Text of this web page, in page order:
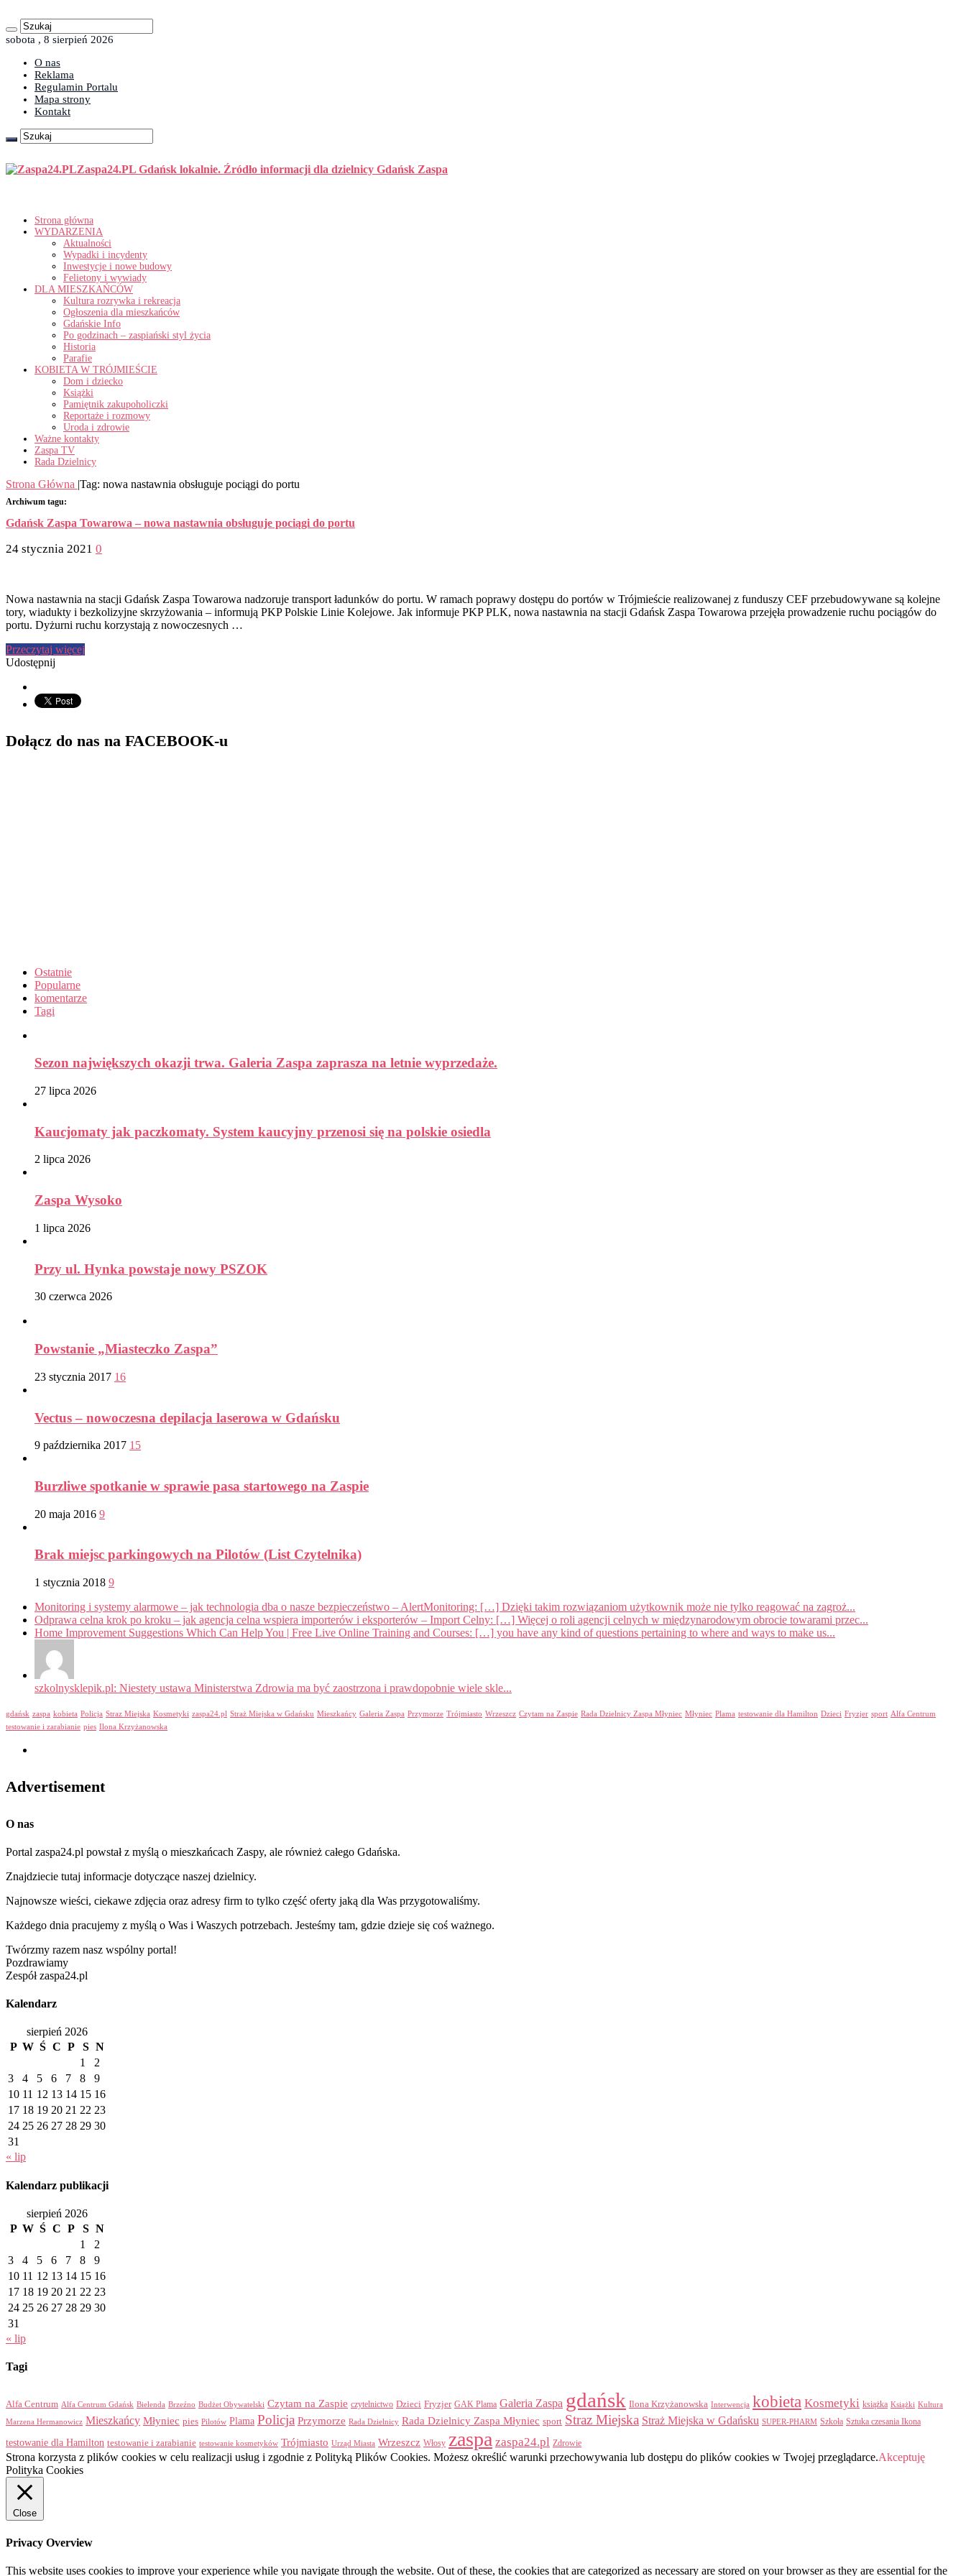
sobota , 8 sierpień 2026
O nas
Reklama
Regulamin Portalu
Mapa strony
Kontakt
Zaspa24.PL Gdańsk lokalnie. Źródło informacji dla dzielnicy Gdańsk Zaspa
Strona główna
WYDARZENIA
Aktualności
Wypadki i incydenty
Inwestycje i nowe budowy
Felietony i wywiady
DLA MIESZKAŃCÓW
Kultura rozrywka i rekreacja
Ogłoszenia dla mieszkańców
Gdańskie Info
Po godzinach – zaspiański styl życia
Historia
Parafie
KOBIETA W TRÓJMIEŚCIE
Dom i dziecko
Książki
Pamiętnik zakupoholiczki
Reportaże i rozmowy
Uroda i zdrowie
Ważne kontakty
Zaspa TV
Rada Dzielnicy
Strona Główna |Tag: nowa nastawnia obsługuje pociągi do portu
Archiwum tagu:
Gdańsk Zaspa Towarowa – nowa nastawnia obsługuje pociągi do portu
24 stycznia 2021 0
Nowa nastawnia na stacji Gdańsk Zaspa Towarowa nadzoruje transport ładunków do portu. W ramach poprawy dostępu do portów w Trójmieście realizowanej z funduszy CEF przebudowywane są kolejne
tory, wiadukty i bezkolizyjne skrzyżowania – informują PKP Polskie Linie Kolejowe. Jak informuje PKP PLK, nowa nastawnia na stacji Gdańsk Zaspa Towarowa przejęła prowadzenie ruchu pociągów do
portu. Dyżurni ruchu korzystają z nowoczesnych …
Przeczytaj więcej
Udostępnij
Dołącz do nas na FACEBOOK-u
Ostatnie
Popularne
komentarze
Tagi
Sezon największych okazji trwa. Galeria Zaspa zaprasza na letnie wyprzedaże.
27 lipca 2026
Kaucjomaty jak paczkomaty. System kaucyjny przenosi się na polskie osiedla
2 lipca 2026
Zaspa Wysoko
1 lipca 2026
Przy ul. Hynka powstaje nowy PSZOK
30 czerwca 2026
Powstanie „Miasteczko Zaspa”
23 stycznia 2017 16
Vectus – nowoczesna depilacja laserowa w Gdańsku
9 października 2017 15
Burzliwe spotkanie w sprawie pasa startowego na Zaspie
20 maja 2016 9
Brak miejsc parkingowych na Pilotów (List Czytelnika)
1 stycznia 2018 9
Monitoring i systemy alarmowe – jak technologia dba o nasze bezpieczeństwo – AlertMonitoring: […] Dzięki takim rozwiązaniom użytkownik może nie tylko reagować na zagroż...
Odprawa celna krok po kroku – jak agencja celna wspiera importerów i eksporterów – Import Celny: […] Więcej o roli agencji celnych w międzynarodowym obrocie towarami przec...
Home Improvement Suggestions Which Can Help You | Free Live Online Training and Courses: […] you have any kind of questions pertaining to where and ways to make us...
szkolnysklepik.pl: Niestety ustawa Ministerstwa Zdrowia ma być zaostrzona i prawdopobnie wiele skle...
gdańsk zaspa kobieta Policja Straz Miejska Kosmetyki zaspa24.pl Straż Miejska w Gdańsku Mieszkańcy Galeria Zaspa Przymorze Trójmiasto Wrzeszcz Czytam na Zaspie Rada Dzielnicy Zaspa Młyniec Młyniec Plama testowanie dla Hamilton Dzieci Fryzjer sport Alfa Centrum
testowanie i zarabianie pies Ilona Krzyżanowska
Advertisement
O nas
Portal zaspa24.pl powstał z myślą o mieszkańcach Zaspy, ale również całego Gdańska.
Znajdziecie tutaj informacje dotyczące naszej dzielnicy.
Najnowsze wieści, ciekawe zdjęcia oraz adresy firm to tylko część oferty jaką dla Was przygotowaliśmy.
Każdego dnia pracujemy z myślą o Was i Waszych potrzebach. Jesteśmy tam, gdzie dzieje się coś ważnego.
Twórzmy razem nasz wspólny portal!
Pozdrawiamy
Zespół zaspa24.pl
Kalendarz
sierpień 2026
P W Ś C P S N
1
2
3
4 5 6 7 8
9
10 11 12 13 14 15 16
17 18 19 20 21 22 23
24 25 26 27 28 29 30
31
« lip
Kalendarz publikacji
sierpień 2026
P W Ś C P S N
1
2
3
4 5 6 7 8
9
10 11 12 13 14 15 16
17 18 19 20 21 22 23
24 25 26 27 28 29 30
31
« lip
Tagi
Alfa Centrum Alfa Centrum Gdańsk Bielenda Brzeźno Budżet Obywatelski Czytam na Zaspie czytelnictwo Dzieci Fryzjer GAK Plama Galeria Zaspa gdańsk Ilona Krzyżanowska Interwencja kobieta Kosmetyki książka Książki Kultura
Marzena Hermanowicz Mieszkańcy Młyniec pies Pilotów Plama Policja Przymorze Rada Dzielnicy Rada Dzielnicy Zaspa Młyniec sport Straz Miejska Straż Miejska w Gdańsku SUPER-PHARM Szkoła Sztuka czesania Ikona
testowanie dla Hamilton testowanie i zarabianie testowanie kosmetyków Trójmiasto Urząd Miasta Wrzeszcz Włosy zaspa zaspa24.pl Zdrowie
Strona korzysta z plików cookies w celu realizacji usług i zgodnie z Polityką Plików Cookies. Możesz określić warunki przechowywania lub dostępu do plików cookies w Twojej przeglądarce.Akceptuję
Polityka Cookies
Close
Privacy Overview
This website uses cookies to improve your experience while you navigate through the website. Out of these, the cookies that are categorized as necessary are stored on your browser as they are essential for the